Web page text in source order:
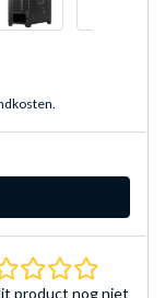
product nog niet